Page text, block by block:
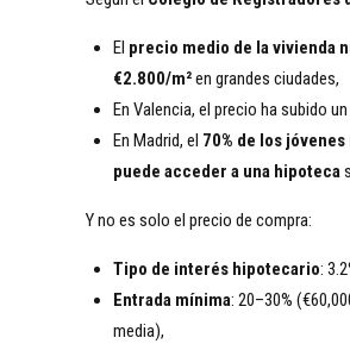
El precio medio de la vivienda
€2.800/m²en grandes ciudades,
En Valencia, el precio ha subido un
En Madrid, el 70% de los
puede acceder a una hipoteca
Y no es solo el precio de compra:
Tipo de interés hipotecario:
Entrada mínima: 20–30%
media),